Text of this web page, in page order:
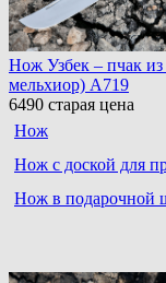
Нож Узбек – пчак
мельхиор) A719
6490 старая цена
Нож
Нож с доской для
Нож в подарочной